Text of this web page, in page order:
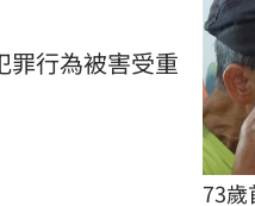
罪行為被害受重
73歲